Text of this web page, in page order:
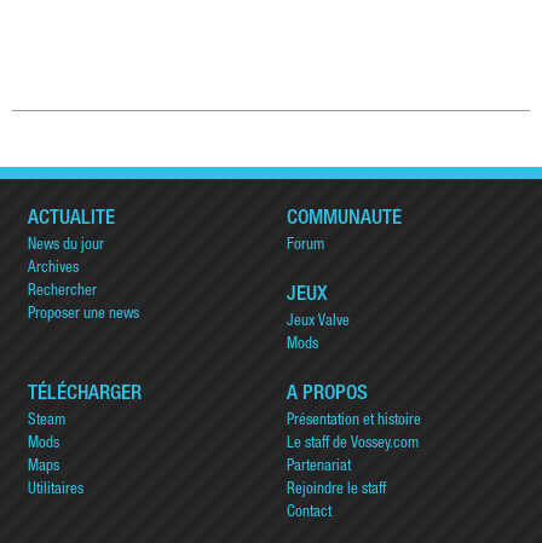
ACTUALITÉ
News du jour
Archives
Rechercher
Proposer une news
COMMUNAUTÉ
Forum
JEUX
Jeux Valve
Mods
TÉLÉCHARGER
Steam
Mods
Maps
Utilitaires
A PROPOS
Présentation et histoire
Le staff de Vossey.com
Partenariat
Rejoindre le staff
Contact